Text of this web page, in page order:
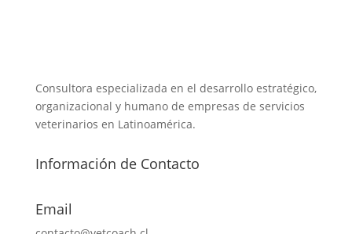
Consultora especializada en el desarrollo estratégico,
organizacional y humano de empresas de servicios
veterinarios en Latinoamérica.
Información de Contacto
Email